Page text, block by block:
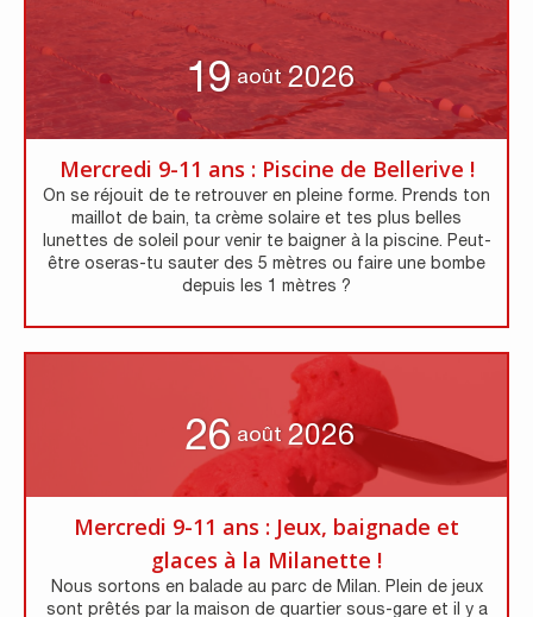
19 août 2026
Mercredi 9-11 ans : Piscine de Bellerive !
On se réjouit de te retrouver en pleine forme. Prends ton
maillot de bain, ta crème solaire et tes plus belles
lunettes de soleil pour venir te baigner à la piscine. Peut-
être oseras-tu sauter des 5 mètres ou faire une bombe
depuis les 1 mètres ?
26 août 2026
Mercredi 9-11 ans : Jeux, baignade et
glaces à la Milanette !
Nous sortons en balade au parc de Milan. Plein de jeux
sont prêtés par la maison de quartier sous-gare et il y a